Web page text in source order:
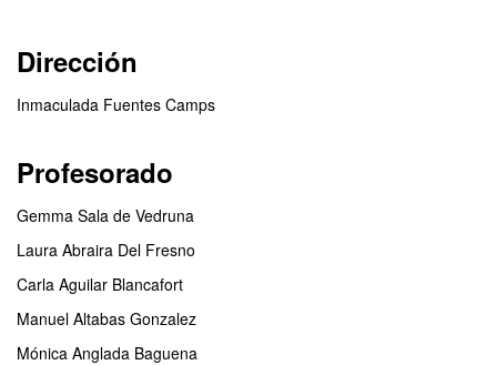
Dirección
Inmaculada Fuentes Camps
Profesorado
Gemma Sala de Vedruna
Laura Abraira Del Fresno
Carla Aguilar Blancafort
Manuel Altabas Gonzalez
Mónica Anglada Baguena